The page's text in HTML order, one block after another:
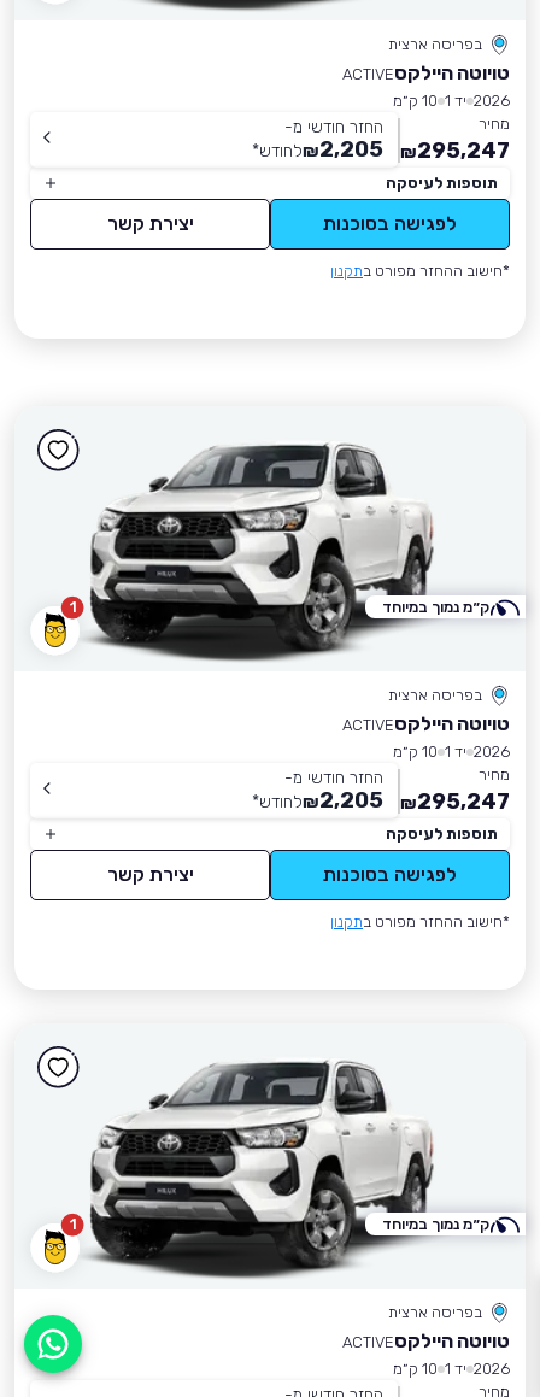
בפריסה ארצית
טויוטה היילקסACTIVE
2026 יד 1
10 ק״מ
מחיר
295,247
₪
החזר חודשי מ-
2,205
₪לחודש*
תוספות לעיסקה
לפגישה בסוכנות יצירת קשר
*חישוב ההחזר מפורט בתקנון
1
בפריסה ארצית
טויוטה היילקסACTIVE
2026 יד 1
10 ק״מ
מחיר
295,247
₪
החזר חודשי מ-
2,205
₪לחודש*
תוספות לעיסקה
לפגישה בסוכנות יצירת קשר
*חישוב ההחזר מפורט בתקנון
ק״מ נמוך במיוחד
1
בפריסה ארצית
טויוטה היילקסACTIVE
2026 יד 1
10 ק״מ
מחיר
ק״מ נמוך במיוחד
אפשר לעזור?